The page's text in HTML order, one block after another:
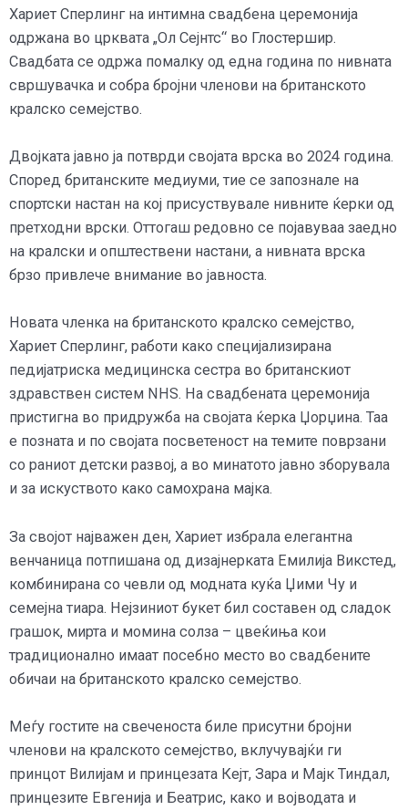
Хариет Сперлинг на интимна свадбена церемонија
одржана во црквата „Ол Сејнтс“ во Глостершир.
Свадбата се одржа помалку од една година по нивната
свршувачка и собра бројни членови на британското
кралско семејство.
Двојката јавно ја потврди својата врска во 2024 година.
Според британските медиуми, тие се запознале на
спортски настан на кој присуствувале нивните ќерки од
претходни врски. Оттогаш редовно се појавуваа заедно
на кралски и општествени настани, а нивната врска
брзо привлече внимание во јавноста.
Новата членка на британското кралско семејство,
Хариет Сперлинг, работи како специјализирана
педијатриска медицинска сестра во британскиот
здравствен систем NHS. На свадбената церемонија
пристигна во придружба на својата ќерка Џорџина. Таа
е позната и по својата посветеност на темите поврзани
со раниот детски развој, а во минатото јавно зборувала
и за искуството како самохрана мајка.
За својот најважен ден, Хариет избрала елегантна
венчаница потпишана од дизајнерката Емилија Викстед,
комбинирана со чевли од модната куќа Џими Чу и
семејна тиара. Нејзиниот букет бил составен од сладок
грашок, мирта и момина солза – цвеќиња кои
традиционално имаат посебно место во свадбените
обичаи на британското кралско семејство.
Меѓу гостите на свеченоста биле присутни бројни
членови на кралското семејство, вклучувајќи ги
принцот Вилијам и принцезата Кејт, Зара и Мајк Тиндал,
принцезите Евгенија и Беатрис, како и војводата и